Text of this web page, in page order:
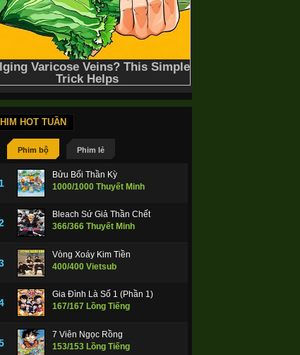
HOT TUẦN
Phim bộ Phim lẻ
1
Bửu Bối Thần Kỳ
1000/1000 Thuyết Minh
Bleach Sứ Giả Thần Chết
366/366 Thuyết Minh
Vòng Xoáy Kim Tiền
400/400 Vietsub
Gia Đình Là Số 1 (Phần 1)
167/167 Lồng Tiếng
7 Viên Ngọc Rồng
153/153 Lồng Tiếng